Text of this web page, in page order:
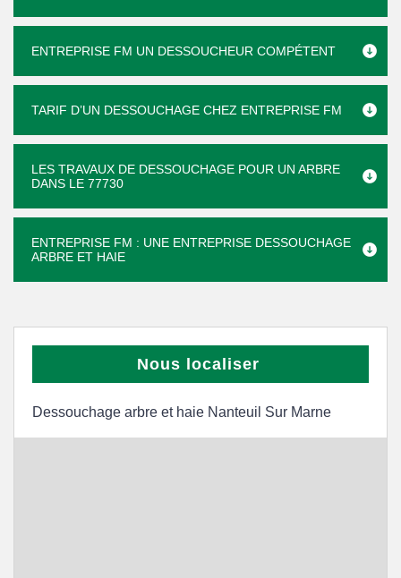
ENTREPRISE FM UN DESSOUCHEUR COMPÉTENT
TARIF D’UN DESSOUCHAGE CHEZ ENTREPRISE FM
LES TRAVAUX DE DESSOUCHAGE POUR UN ARBRE
DANS LE 77730
ENTREPRISE FM : UNE ENTREPRISE DESSOUCHAGE
ARBRE ET HAIE
Nous localiser
Dessouchage arbre et haie Nanteuil Sur Marne